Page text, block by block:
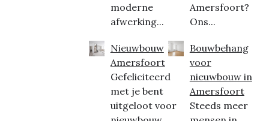
moderne
afwerking...
Nieuwbouw
Amersfoort
Gefeliciteerd
met je bent
uitgeloot voor
Amersfoort?
Ons...
Bouwbehang
voor
nieuwbouw in
Amersfoort
Steeds meer